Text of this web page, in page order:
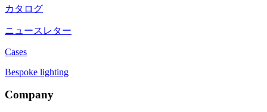
カタログ
ニュースレター
Cases
Bespoke lighting
Company